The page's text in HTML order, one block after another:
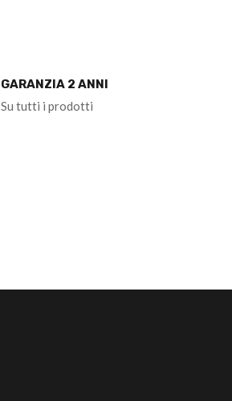
GARANZIA 2 ANNI
Su tutti i prodotti